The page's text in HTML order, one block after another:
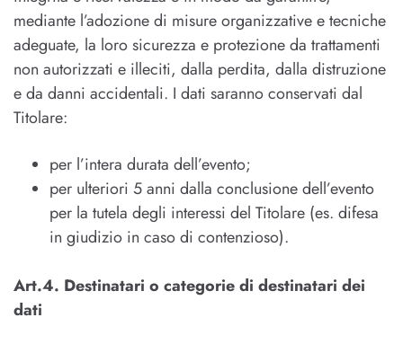
mediante l’adozione di misure organizzative e tecniche
adeguate, la loro sicurezza e protezione da trattamenti
non autorizzati e illeciti, dalla perdita, dalla distruzione
e da danni accidentali. I dati saranno conservati dal
Titolare:
per l’intera durata dell’evento;
per ulteriori 5 anni dalla conclusione dell’evento
per la tutela degli interessi del Titolare (es. difesa
in giudizio in caso di contenzioso).
Art.4. Destinatari o categorie di destinatari dei
dati